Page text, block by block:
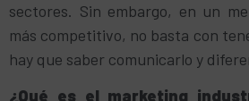
sectores. Sin embargo, en un
más competitivo, no basta con
hay que saber comunicarlo y
¿Qué es el marketing